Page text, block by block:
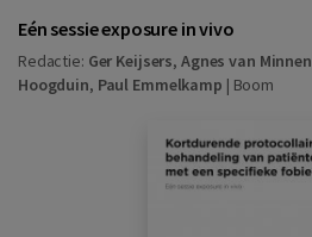
Eén sessie exposure in vivo
Redactie: Ger Keijsers, Agnes van Minnen
Hoogduin, Paul Emmelkamp | Boom